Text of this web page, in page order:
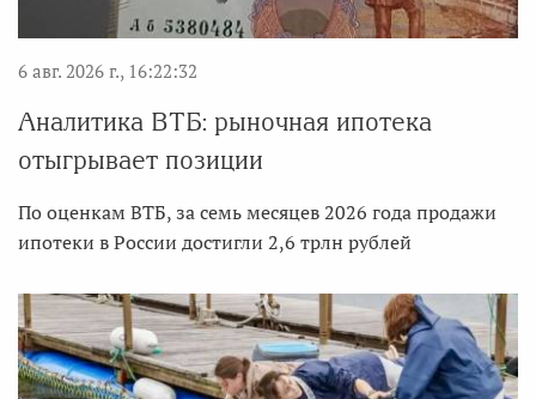
6 авг. 2026 г., 16:22:32
Аналитика ВТБ: рыночная ипотека
отыгрывает позиции
По оценкам ВТБ, за семь месяцев 2026 года продажи
ипотеки в России достигли 2,6 трлн рублей